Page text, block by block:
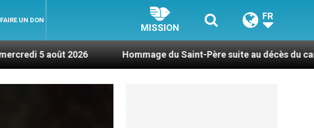
FAIRE UN DON
MISSION
FR
Hommage du Saint-Père suite au décès du cardinal Júlio Duarte